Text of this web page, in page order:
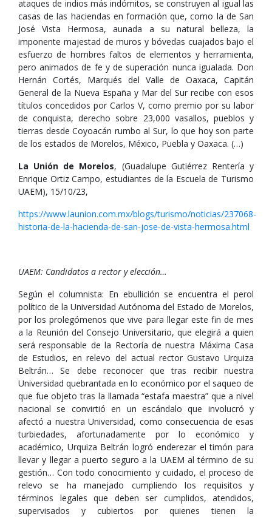
ataques de indios más indómitos, se construyen al igual las
casas de las haciendas en formación que, como la de San
José Vista Hermosa, aunada a su natural belleza, la
imponente majestad de muros y bóvedas cuajados bajo el
esfuerzo de hombres faltos de elementos y herramienta,
pero animados de fe y de superación nunca igualada. Don
Hernán Cortés, Marqués del Valle de Oaxaca, Capitán
General de la Nueva España y Mar del Sur recibe con esos
títulos concedidos por Carlos V, como premio por su labor
de conquista, derecho sobre 23,000 vasallos, pueblos y
tierras desde Coyoacán rumbo al Sur, lo que hoy son parte
de los estados de Morelos, México, Puebla y Oaxaca. (…)
La Unión de Morelos, (Guadalupe Gutiérrez Rentería y
Enrique Ortiz Campo, estudiantes de la Escuela de Turismo
UAEM), 15/10/23,
https://www.launion.com.mx/blogs/turismo/noticias/237068-
historia-de-la-hacienda-de-san-jose-de-vista-hermosa.html
UAEM: Candidatos a rector y elección…
Según el columnista: En ebullición se encuentra el perol
político de la Universidad Autónoma del Estado de Morelos,
por los prolegómenos que vive para llegar este fin de mes
a la Reunión del Consejo Universitario, que elegirá a quien
será responsable de la Rectoría de nuestra Máxima Casa
de Estudios, en relevo del actual rector Gustavo Urquiza
Beltrán… Se debe reconocer que tras recibir nuestra
Universidad quebrantada en lo económico por el saqueo de
que fue objeto tras la llamada “estafa maestra” que a nivel
nacional se convirtió en un escándalo que involucró y
afectó a nuestra Universidad, como consecuencia de esas
turbiedades, afortunadamente por lo económico y
académico, Urquiza Beltrán logró enderezar el timón para
llevar y llegar a puerto seguro a la UAEM al término de su
gestión… Con todo conocimiento y cuidado, el proceso de
relevo se ha manejado cumpliendo los requisitos y
términos legales que deben ser cumplidos, atendidos,
supervisados y cubiertos por quienes tienen la